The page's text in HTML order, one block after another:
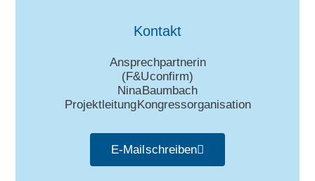
Kontakt
Ansprechpartnerin
(F&U confirm)
Nina Baumbach
Projektleitung Kongressorganisation
E-Mail schreiben